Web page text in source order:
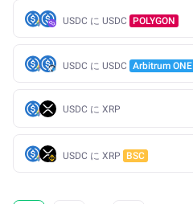
USDC に USDC POLYGON
USDC に USDC Arbitrum ONE
USDC に XRP
USDC に XRP BSC